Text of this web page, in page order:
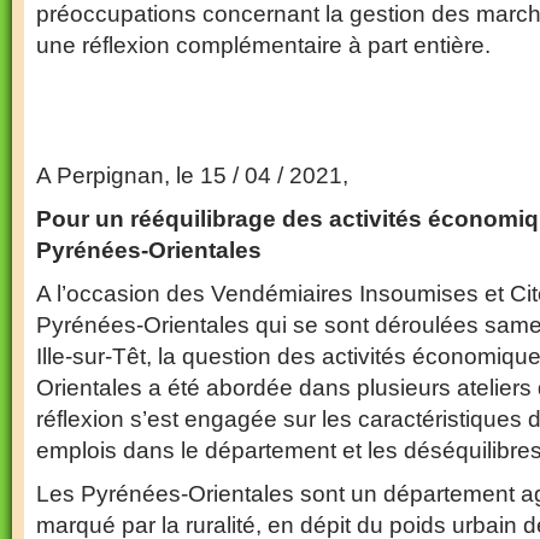
préoccupations concernant la gestion des
une réflexion complémentaire à part entière.
A Perpignan, le 15 / 04 / 2021,
Pour un rééquilibrage des activités
Pyrénées-Orientales
A l’occasion des Vendémiaires Insoumises et
Pyrénées-Orientales qui se sont déroulées
Ille-sur-Têt, la question des activités
Orientales a été abordée dans plusieurs ateliers
réflexion s’est engagée sur les caractéristiques
emplois dans le département et les
Les Pyrénées-Orientales sont un département
marqué par la ruralité, en dépit du poids urbain